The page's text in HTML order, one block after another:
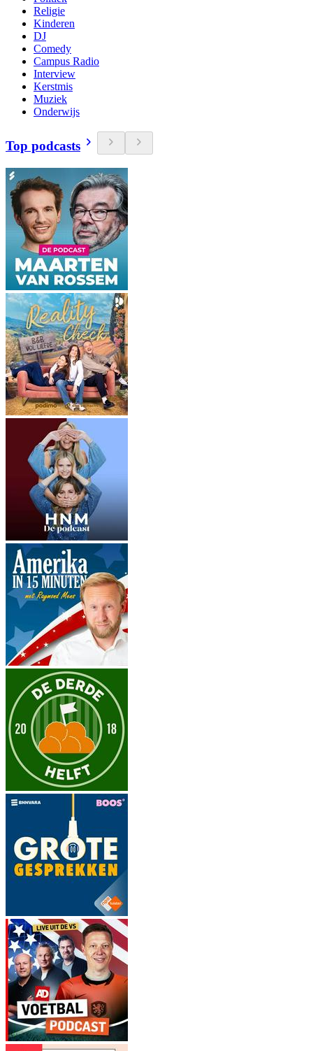
Religie
Kinderen
DJ
Comedy
Campus Radio
Interview
Kerstmis
Muziek
Onderwijs
Top podcasts